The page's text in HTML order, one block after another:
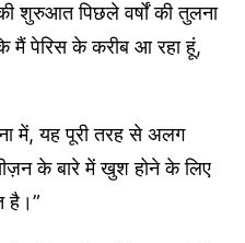
शुरुआत पिछले वर्षों की तुलना
मैं पेरिस के करीब आ रहा हूं,
में, यह पूरी तरह से अलग
के बारे में खुश होने के लिए
है।”